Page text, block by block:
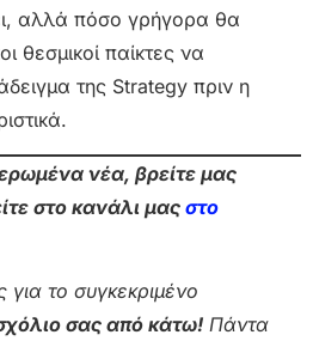
αλλά πόσο γρήγορα θα
θεσμικοί παίκτες να
της Strategy πριν η
νέα, βρείτε μας
στο κανάλι μαςστο
το συγκεκριμένο
σας από κάτω! Πάντα